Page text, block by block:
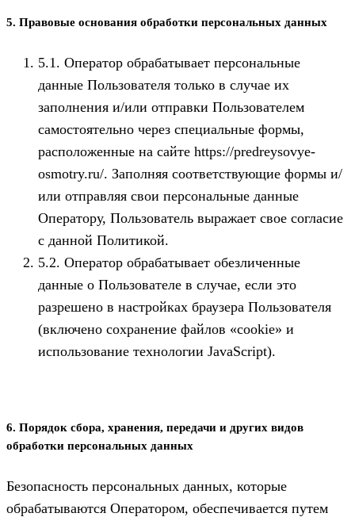
5. Правовые основания обработки персональных данных
5.1. Оператор обрабатывает персональные
данные Пользователя только в случае их
заполнения и/или отправки Пользователем
самостоятельно через специальные формы,
расположенные на сайте https://predreysovye-
osmotry.ru/. Заполняя соответствующие формы и/
или отправляя свои персональные данные
Оператору, Пользователь выражает свое согласие
с данной Политикой.
5.2. Оператор обрабатывает обезличенные
данные о Пользователе в случае, если это
разрешено в настройках браузера Пользователя
(включено сохранение файлов «cookie» и
использование технологии JavaScript).
6. Порядок сбора, хранения, передачи и других видов
обработки персональных данных
Безопасность персональных данных, которые
обрабатываются Оператором, обеспечивается путем